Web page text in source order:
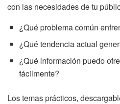
con las necesidades de tu
¿Qué problema común
¿Qué tendencia actual
¿Qué información puedo
fácilmente?
Los temas prácticos,